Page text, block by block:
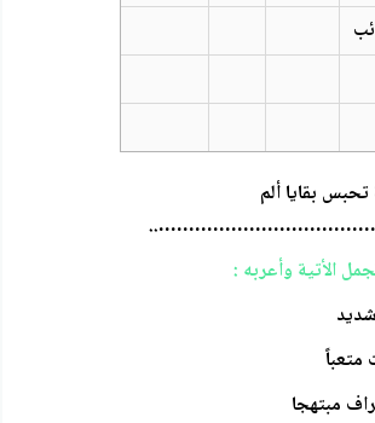
بقايا ألم
الأتية وأعربه :
متعباً
مبتهجا